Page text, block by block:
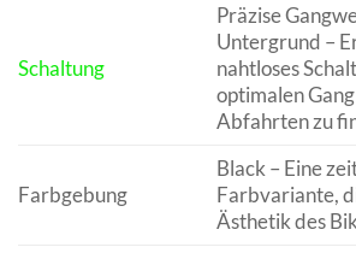
Schaltung
Präzise
Untergrund –
nahtloses
optimalen
Abfahrten zu
Farbgebung
Black – Eine
Farbvariante,
Ästhetik des